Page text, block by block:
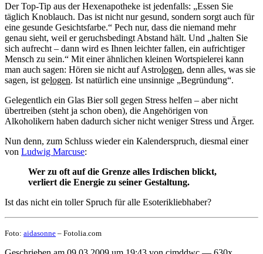
Der Top-Tip aus der Hexenapotheke ist jedenfalls: „Essen Sie
täglich Knoblauch. Das ist nicht nur gesund, sondern sorgt auch für
eine gesunde Gesichtsfarbe.“ Pech nur, dass die niemand mehr
genau sieht, weil er geruchsbedingt Abstand hält. Und „halten Sie
sich aufrecht – dann wird es Ihnen leichter fallen, ein aufrichtiger
Mensch zu sein.“ Mit einer ähnlichen kleinen Wortspielerei kann
man auch sagen: Hören sie nicht auf Astrologen, denn alles, was sie
sagen, ist gelogen. Ist natürlich eine unsinnige „Begründung“.
Gelegentlich ein Glas Bier soll gegen Stress helfen – aber nicht
übertreiben (steht ja schon oben), die Angehörigen von
Alkoholikern haben dadurch sicher nicht weniger Stress und Ärger.
Nun denn, zum Schluss wieder ein Kalenderspruch, diesmal einer
von Ludwig Marcuse:
Wer zu oft auf die Grenze alles Irdischen blickt,
verliert die Energie zu seiner Gestaltung.
Ist das nicht ein toller Spruch für alle Esoterikliebhaber?
Foto: aidasonne – Fotolia.com